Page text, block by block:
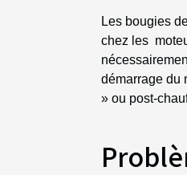
Les bougies
chez les
démarrage du
» ou post-